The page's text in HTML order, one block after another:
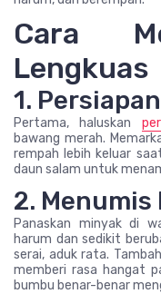
Cara
Lengkuas
1.
Pertama, haluskan
bawang merah.
rempah lebih keluar
daun salam untuk
2. Menumis
Panaskan minyak di
harum dan sedikit
serai, aduk rata.
memberi rasa hangat
bumbu benar-benar